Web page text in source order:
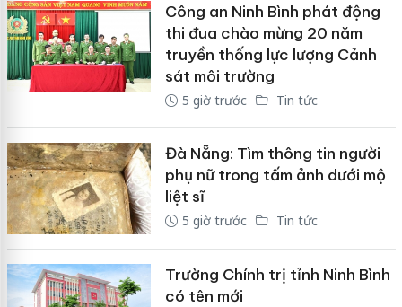
Công an Ninh Bình phát động
thi đua chào mừng 20 năm
truyền thống lực lượng Cảnh
sát môi trường
5 giờ trước Tin tức
Đà Nẵng: Tìm thông tin người
phụ nữ trong tấm ảnh dưới mộ
liệt sĩ
5 giờ trước Tin tức
Trường Chính trị tỉnh Ninh Bình
có tên mới